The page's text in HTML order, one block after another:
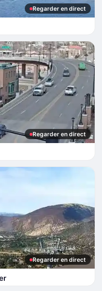
Regarder en direct
Regarder en direct
Regarder en direct